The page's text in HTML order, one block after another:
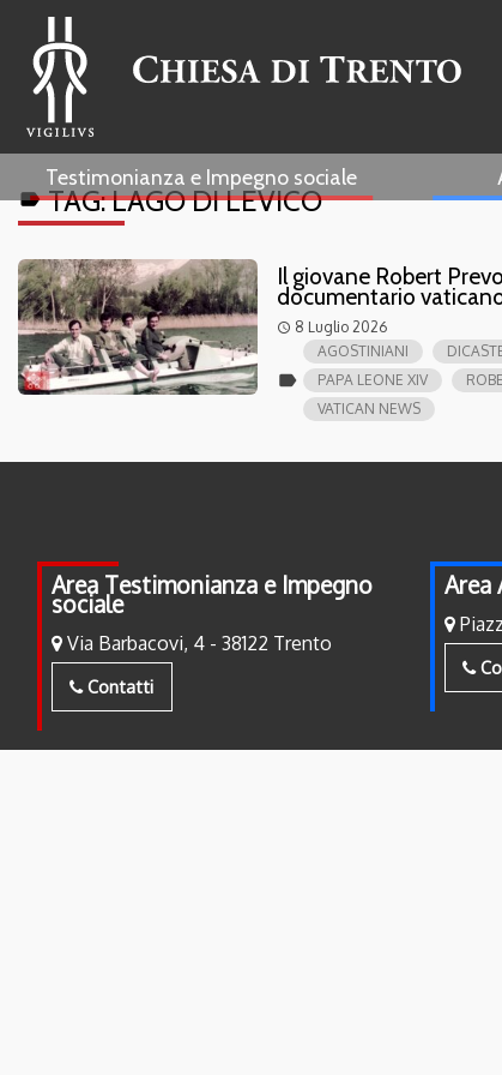
Testimonianza e Impegno sociale
labelTAG:LAGO DI LEVICO
Il giovane Robert
documentario
access_time 8 Luglio 2026
label
AGOSTINIANI
PAPA LEONE XIV
VATICAN NEWS
Area Testimonianza e Impegno
sociale
Via Barbacovi, 4 - 38122 Trento
Contatti
Area